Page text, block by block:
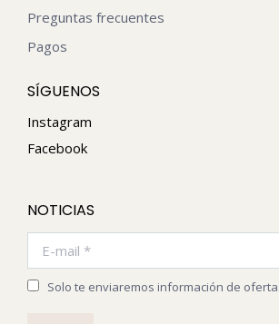
Preguntas frecuentes
Pagos
SÍGUENOS
Instagram
Facebook
NOTICIAS
Solo te enviaremos información de